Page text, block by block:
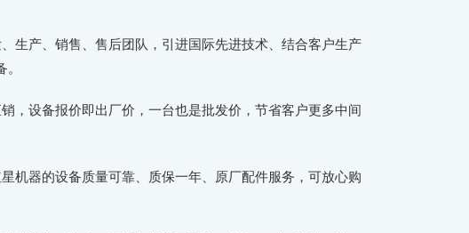
生产、销售、售后团队，引进国际先进技术、结合客户生产
，设备报价即出厂价，一台也是批发价，节省客户更多中间
机器的设备质量可靠、质保一年、原厂配件服务，可放心购